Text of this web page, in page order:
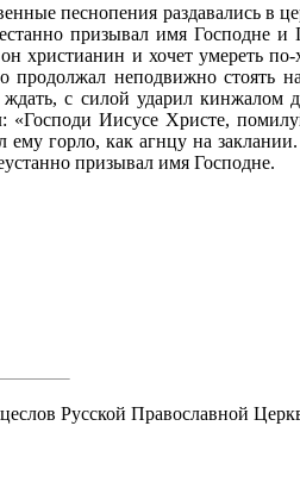
песнопения раздавались в
призывал имя Господне и
христианин и хочет умереть
продолжал неподвижно стоять
ждать, с силой ударил кинжалом
«Господи Иисусе Христе,
ему горло, как агнцу на
призывал имя Господне.
Русской Православной